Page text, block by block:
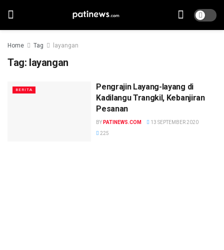
Home Tag layangan
Tag: layangan
BERITA
Pengrajin Layang-layang di
Kadilangu Trangkil, Kebanjiran
Pesanan
BY PATINEWS.COM
13 SEPTEMBER 2020
225